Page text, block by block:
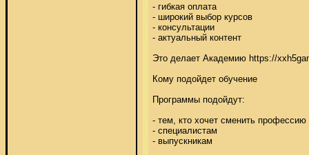
- гибкая оплата
- широкий выбор курсов
- консультации
- актуальный контент
Это делает Академию https://
Кому подойдет обучение
Программы подойдут:
- тем, кто хочет сменить
- специалистам
- выпускникам